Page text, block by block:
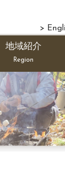
>
地域紹介
Region